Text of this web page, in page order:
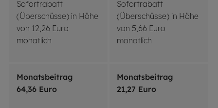
Sofortrabatt
(Überschüsse) in Höhe
von 12,26 Euro
monatlich
Sofortrabatt
(Überschüsse) in Höhe
von 5,66 Euro
monatlich
Monatsbeitrag
64,36 Euro
Monatsbeitrag
21,27 Euro